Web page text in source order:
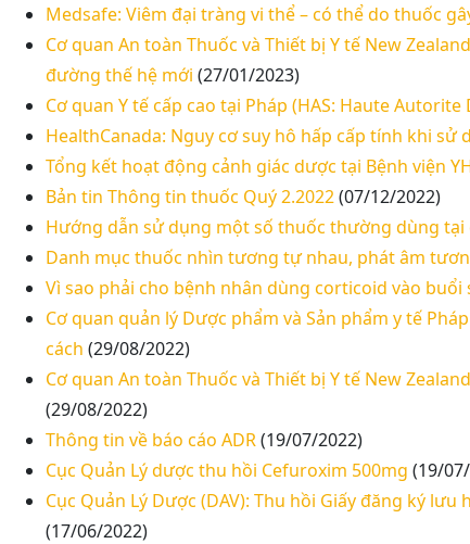
Medsafe: Viêm đại tràng vi thể – có thể do thuốc
Cơ quan An toàn Thuốc và Thiết bị Y tế New
đường thế hệ mới (27/01/2023)
Cơ quan Y tế cấp cao tại Pháp (HAS: Haute
HealthCanada: Nguy cơ suy hô hấp cấp tính khi
Tổng kết hoạt động cảnh giác dược tại Bệnh viện
Bản tin Thông tin thuốc Quý 2.2022(07/12/2022)
Hướng dẫn sử dụng một số thuốc thường dùng tại
Danh mục thuốc nhìn tương tự nhau, phát âm
Vì sao phải cho bệnh nhân dùng corticoid vào buổi
Cơ quan quản lý Dược phẩm và Sản phẩm y tế
cách (29/08/2022)
Cơ quan An toàn Thuốc và Thiết bị Y tế New
(29/08/2022)
Thông tin về báo cáo ADR(19/07/2022)
Cục Quản Lý dược thu hồi Cefuroxim 500mg (19/
Cục Quản Lý Dược (DAV): Thu hồi Giấy đăng ký
(17/06/2022)